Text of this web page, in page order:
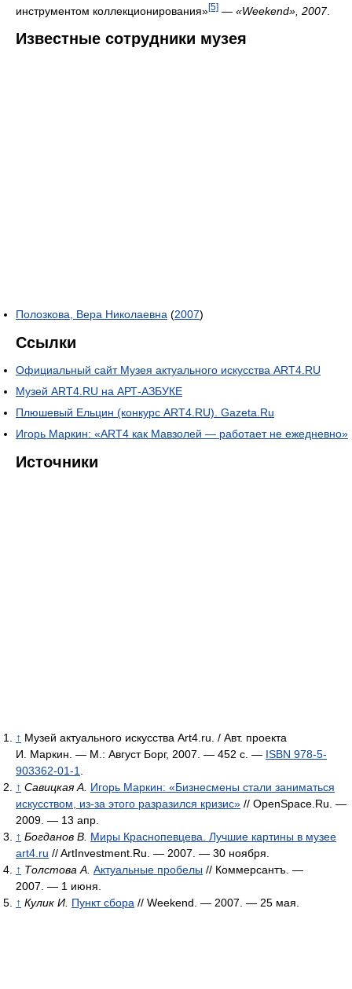
инструментом коллекционирования»[5] — «Weekend», 2007.
Известные сотрудники музея
Полозкова, Вера Николаевна (2007)
Ссылки
Официальный сайт Музея актуального искусства ART4.RU
Музей ART4.RU на АРТ-АЗБУКЕ
Плюшевый Ельцин (конкурс ART4.RU). Gazeta.Ru
Игорь Маркин: «ART4 как Мавзолей — работает не ежедневно»
Источники
↑ Музей актуального искусства Art4.ru. / Авт. проекта
И. Маркин. — М.: Август Борг, 2007. — 452 с. — ISBN 978-5-
903362-01-1.
↑ Савицкая А. Игорь Маркин: «Бизнесмены стали заниматься
искусством, из-за этого разразился кризис» // OpenSpace.Ru. —
2009. — 13 апр.
↑ Богданов В. Миры Краснопевцева. Лучшие картины в музее
art4.ru // ArtInvestment.Ru. — 2007. — 30 ноября.
↑ Толстова А. Актуальные пробелы // Коммерсантъ. —
2007. — 1 июня.
↑ Кулик И. Пункт сбора // Weekend. — 2007. — 25 мая.